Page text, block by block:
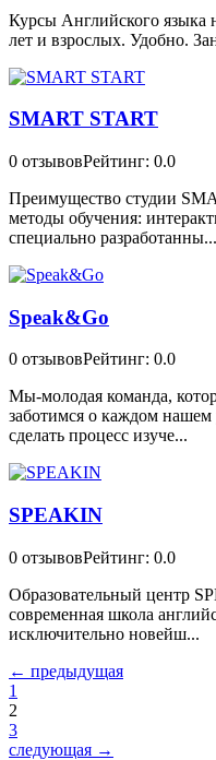
Курсы Английского языка
лет и взрослых. Удобно.
SMART START
0 отзывовРейтинг: 0.0
Преимущество студии
методы обучения:
специально разработанны...
Speak&Go
0 отзывовРейтинг: 0.0
Мы-молодая команда,
заботимся о каждом
сделать процесс изуче...
SPEAKIN
0 отзывовРейтинг: 0.0
Образовательный центр
современная школа
исключительно новейш...
← предыдущая
1
2
3
следующая →